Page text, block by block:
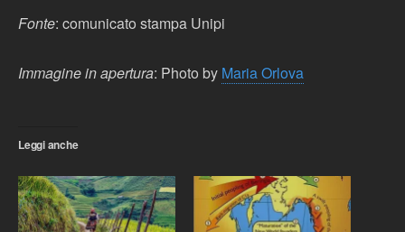
Fonte: comunicato stampa Unipi
Immagine in apertura: Photo by Maria Orlova
Leggi anche